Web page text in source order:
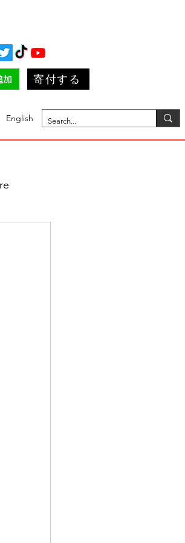
寄付する
English